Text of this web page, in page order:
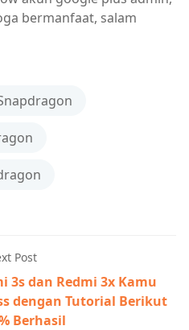
bermanfaat, salam
Post
3s dan Redmi 3x Kamu
dengan Tutorial Berikut
Berhasil